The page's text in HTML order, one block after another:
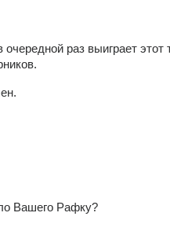
раз выиграет этот
Вашего Рафку?